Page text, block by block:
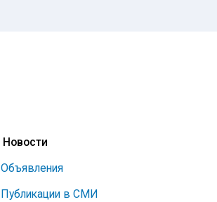
Новости
Объявления
Публикации в СМИ